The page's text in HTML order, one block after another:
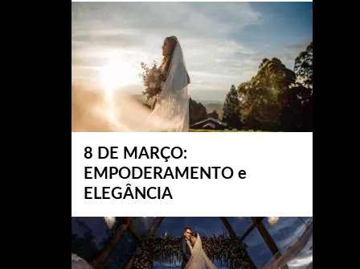
8 DE MARÇO:
EMPODERAMENTO e
ELEGÂNCIA